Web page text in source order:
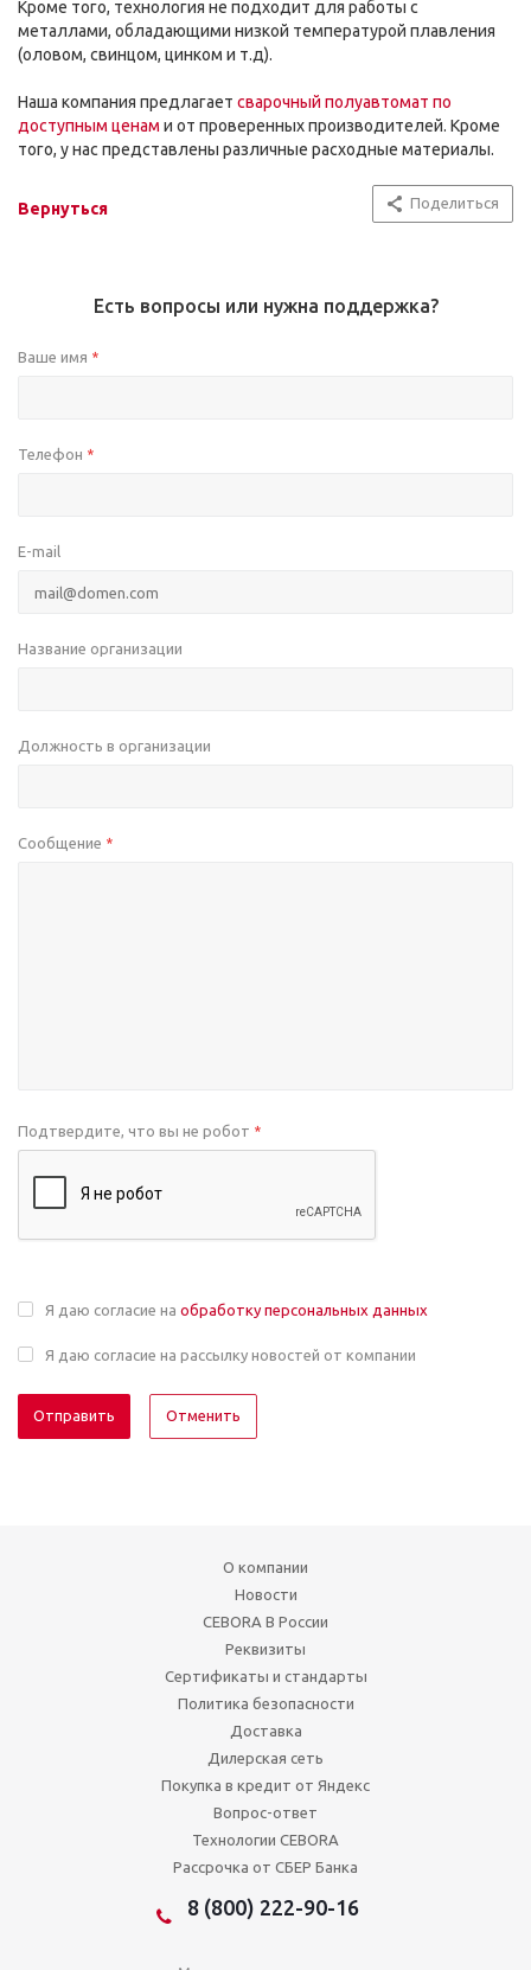
Кроме того, технология не подходит для работы с
металлами, обладающими низкой температурой плавления
(оловом, свинцом, цинком и т.д).
Наша компания предлагает сварочный полуавтомат по
доступным ценам и от проверенных производителей. Кроме
того, у нас представлены различные расходные материалы.
Вернуться Поделиться
Есть вопросы или нужна поддержка?
Ваше имя *
Телефон *
E-mail
Название организации
Должность в организации
Сообщение *
Подтвердите, что вы не робот *
Я даю согласие на обработку персональных данных
Я даю согласие на рассылку новостей от компании
Отменить
О компании
Новости
CEBORA В России
Реквизиты
Сертификаты и стандарты
Политика безопасности
Доставка
Дилерская сеть
Покупка в кредит от Яндекс
Вопрос-ответ
Технологии CEBORA
Рассрочка от СБЕР Банка
8 (800) 222-90-16